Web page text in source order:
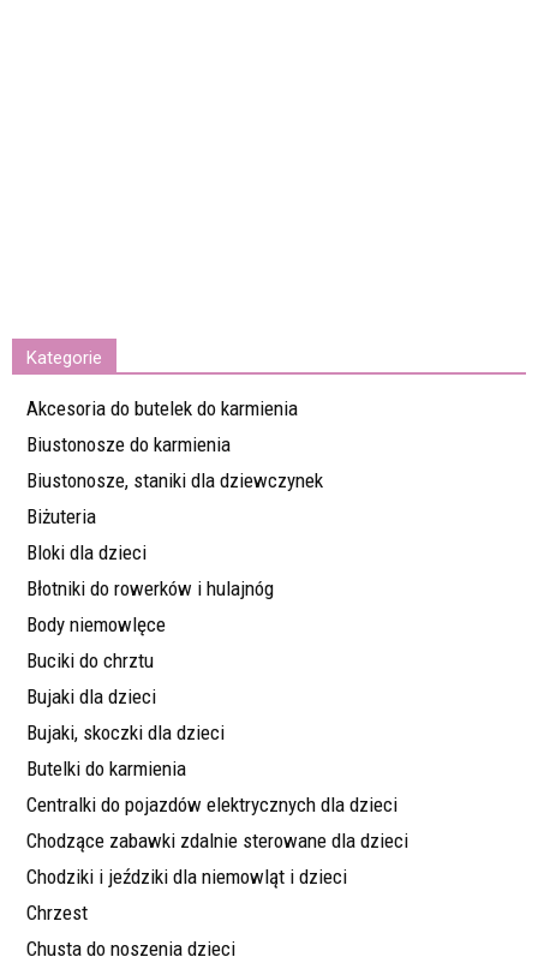
Kategorie
Akcesoria do butelek do karmienia
Biustonosze do karmienia
Biustonosze, staniki dla dziewczynek
Biżuteria
Bloki dla dzieci
Błotniki do rowerków i hulajnóg
Body niemowlęce
Buciki do chrztu
Bujaki dla dzieci
Bujaki, skoczki dla dzieci
Butelki do karmienia
Centralki do pojazdów elektrycznych dla dzieci
Chodzące zabawki zdalnie sterowane dla dzieci
Chodziki i jeździki dla niemowląt i dzieci
Chrzest
Chusta do noszenia dzieci